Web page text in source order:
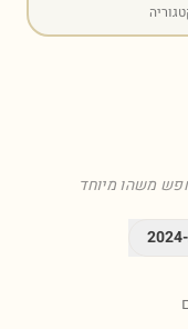
משהו מיוחד
2024